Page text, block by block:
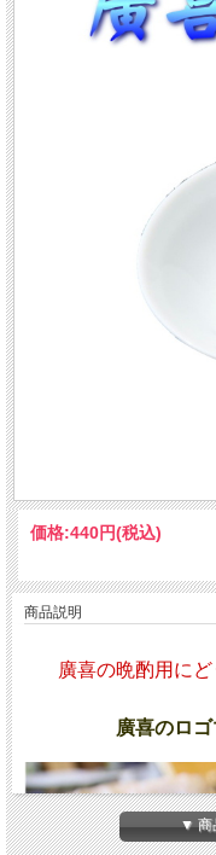
価格:440円(税込)
商品説明
廣喜の晩酌用に
廣喜のロ
▼ 商